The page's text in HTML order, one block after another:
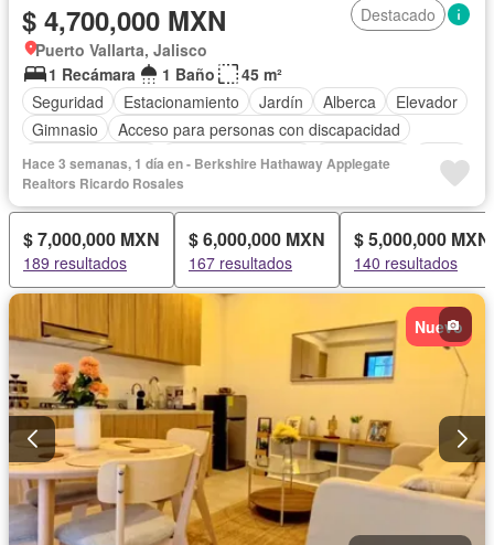
$ 4,700,000 MXN
Destacado
Puerto Vallarta, Jalisco
1 Recámara
1 Baño
45 m²
Seguridad
Estacionamiento Jardín Alberca
Elevador
Gimnasio
Acceso para personas con discapacidad
Cocina equipada
Aire acondicionado Electricidad
Agua
Cuarto de Limpieza
Completamente amueblado
Hace 3 semanas, 1 día en - Berkshire Hathaway Applegate
Realtors Ricardo Rosales
$ 7,000,000 MXN
189 resultados
$ 6,000,000 MXN
167 resultados
$ 5,000,000 MXN
140 resultados
Nuevo